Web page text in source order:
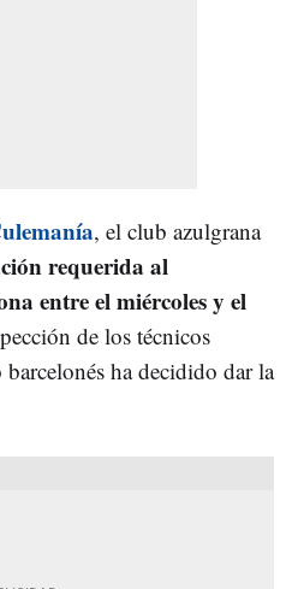
, el club azulgrana
requerida al
entre el miércoles y el
de los técnicos
ha decidido dar la